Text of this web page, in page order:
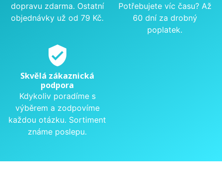
dopravu zdarma. Ostatní
objednávky už od 79 Kč.
Potřebujete víc času? Až
60 dní za drobný
poplatek.
verified_user
Skvělá zákaznická
podpora
Kdykoliv poradíme s
výběrem a zodpovíme
každou otázku. Sortiment
známe poslepu.